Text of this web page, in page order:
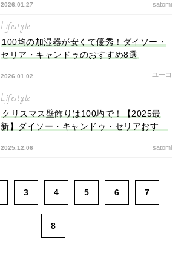
2026.01.27 satomi
Lifestyle
100均の加湿器が安くて優秀！ダイソー・
セリア・キャンドゥのおすすめ8選
2026.01.02 ユーコ
Lifestyle
クリスマス壁飾りは100均で！【2025最
新】ダイソー・キャンドゥ・セリアおすす
2025.12.06 satomi
3 4 5 6 7
8